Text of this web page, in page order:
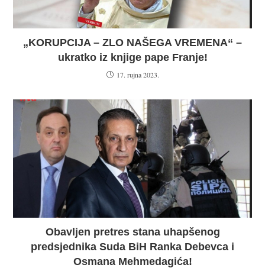
„KORUPCIJA – ZLO NAŠEGA VREMENA“ –
ukratko iz knjige pape Franje!
17. rujna 2023.
Obavljen pretres stana uhapšenog
predsjednika Suda BiH Ranka Debevca i
Osmana Mehmedagića!